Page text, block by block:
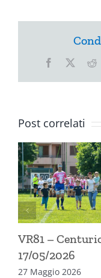
Facebook
X
Post correlati
VR81 –
17/05/2026
27 Maggio 2026